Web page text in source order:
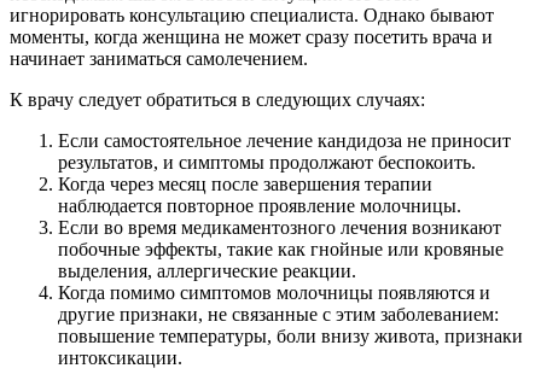
игнорировать консультацию специалиста. Однако бывают
моменты, когда женщина не может сразу посетить врача и
начинает заниматься самолечением.
К врачу следует обратиться в следующих случаях:
Если самостоятельное лечение кандидоза не приносит
результатов, и симптомы продолжают беспокоить.
Когда через месяц после завершения терапии
наблюдается повторное проявление молочницы.
Если во время медикаментозного лечения возникают
побочные эффекты, такие как гнойные или кровяные
выделения, аллергические реакции.
Когда помимо симптомов молочницы появляются и
другие признаки, не связанные с этим заболеванием:
повышение температуры, боли внизу живота, признаки
интоксикации.